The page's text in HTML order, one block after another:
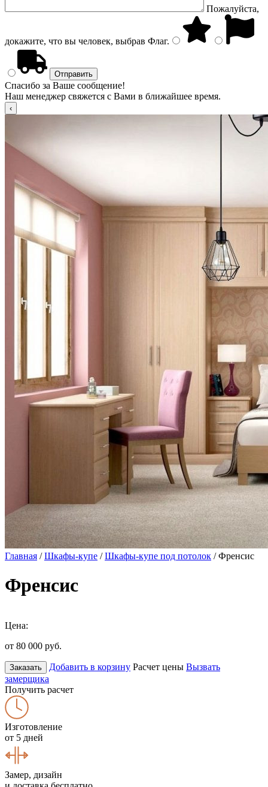
Пожалуйста,
докажите, что вы человек, выбрав Флаг.
Спасибо за Ваше сообщение!
Наш менеджер свяжется с Вами в ближайшее время.
Главная /Шкафы-купе /Шкафы-купе под потолок / Френсис
Френсис
Цена:
от 80 000 руб.
Заказать Добавить в корзину Расчет цены Вызвать
замерщика
Получить расчет
Изготовление
от 5 дней
Замер, дизайн